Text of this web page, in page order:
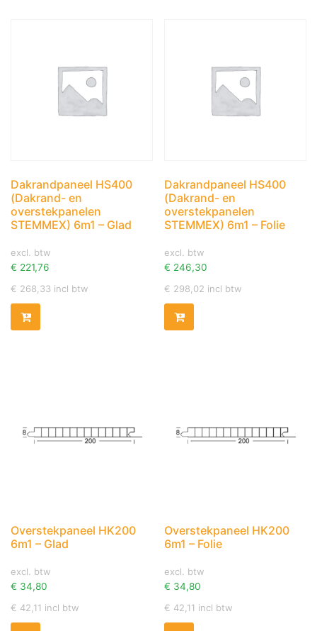
Dakrandpaneel HS400
(Dakrand- en
overstekpanelen
STEMMEX) 6m1 – Glad
excl. btw
€ 221,76
€ 268,33 incl btw
Dakrandpaneel HS400
(Dakrand- en
overstekpanelen
STEMMEX) 6m1 – Folie
excl. btw
€ 246,30
€ 298,02 incl btw
Overstekpaneel HK200
6m1 – Glad
excl. btw
€ 34,80
€ 42,11 incl btw
Overstekpaneel HK200
6m1 – Folie
excl. btw
€ 34,80
€ 42,11 incl btw